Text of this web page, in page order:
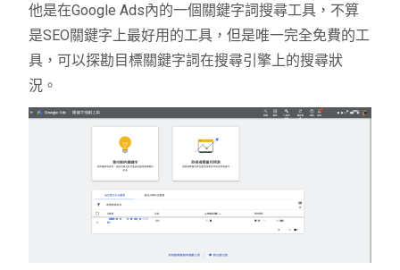
他是在Google Ads內的一個關鍵字詞搜尋工具，不算
是SEO關鍵字上最好用的工具，但是唯一完全免費的工
具，可以探勘目標關鍵字詞在搜尋引擎上的搜尋狀
況。